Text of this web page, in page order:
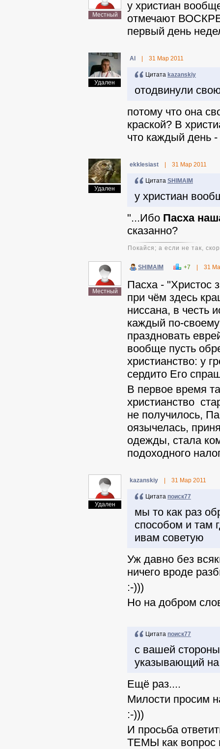
Местный
у христиан
отмечают
первый день
Удален
Al 31 Мар 2011
Цитата kazanskiy
отодвинули
потому что она
краской? В
что каждый день -
Удален
ekklesiast 31 Мар 2011
Цитата SHIMAIM
у христиан
"...Ибо Пасха
сказанно?
Покайся; а если не так,
Местный
SHIMAIM +7 31
Пасха - "Христос
при чём здесь
ниссана, в честь
каждый по-
праздновать
вообще пусть
христианство: у
сердито Его
В первое время
христианство
не получилось,
оязычелась,
одежды, стала
подоходного
Удален
kazanskiy 31 Мар 2011
Цитата поиск77
мы то как раз
способом и там
ивам советую
Уж давно без
ничего вроде
:-)))
Но на добром
Цитата поиск77
с вашей
указывающий на
Ещё раз....
Милости просим
:-)))
И просьба
ТЕМЫ как вопрос